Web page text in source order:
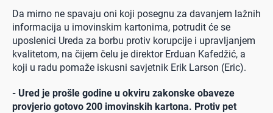
Da mirno ne spavaju oni koji posegnu za davanjem lažnih
informacija u imovinskim kartonima, potrudit će se
uposlenici Ureda za borbu protiv korupcije i upravljanjem
kvalitetom, na čijem čelu je direktor Erduan Kafedžić, a
koji u radu pomaže iskusni savjetnik Erik Larson (Eric).
- Ured je prošle godine u okviru zakonske obaveze
provjerio gotovo 200 imovinskih kartona. Protiv pet